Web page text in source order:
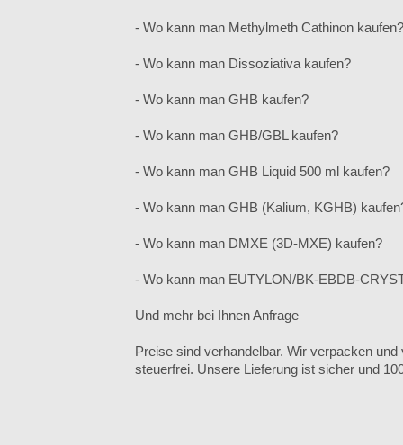
- Wo kann man Methylmeth Cathinon kaufen?
- Wo kann man Dissoziativa kaufen?
- Wo kann man GHB kaufen?
- Wo kann man GHB/GBL kaufen?
- Wo kann man GHB Liquid 500 ml kaufen?
- Wo kann man GHB (Kalium, KGHB)
- Wo kann man DMXE (3D-MXE) kaufen?
- Wo kann man EUTYLON/BK-EBDB-
Und mehr bei Ihnen Anfrage
Preise sind verhandelbar. Wir verpacken
steuerfrei. Unsere Lieferung ist sicher und